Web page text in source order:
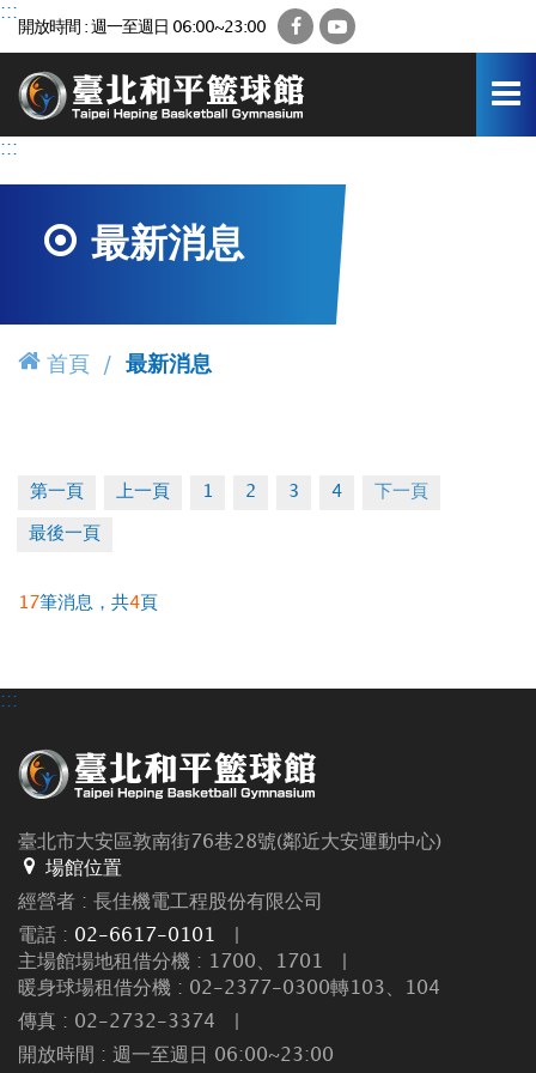
跳
容
:::
開放時間 : 週一至週日 06:00~23:00 FacebookYouTube
:::
最新消息
首頁 最新消息
第一頁 上一頁 1 2 3 4 下一頁
最後一頁
17筆消息，共4 頁
:::
臺北市大安區敦南街76巷28號(鄰近大安運動中心)
場館位置
經營者 : 長佳機電工程股份有限公司
電話 : 02-6617-0101
主場館場地租借分機 : 1700、1701
暖身球場租借分機 : 02-2377-0300轉103、104
傳真 : 02-2732-3374
開放時間 : 週一至週日 06:00~23:00